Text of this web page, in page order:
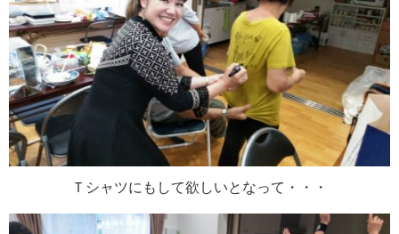
Ｔシャツにもして欲しいとなって・・・